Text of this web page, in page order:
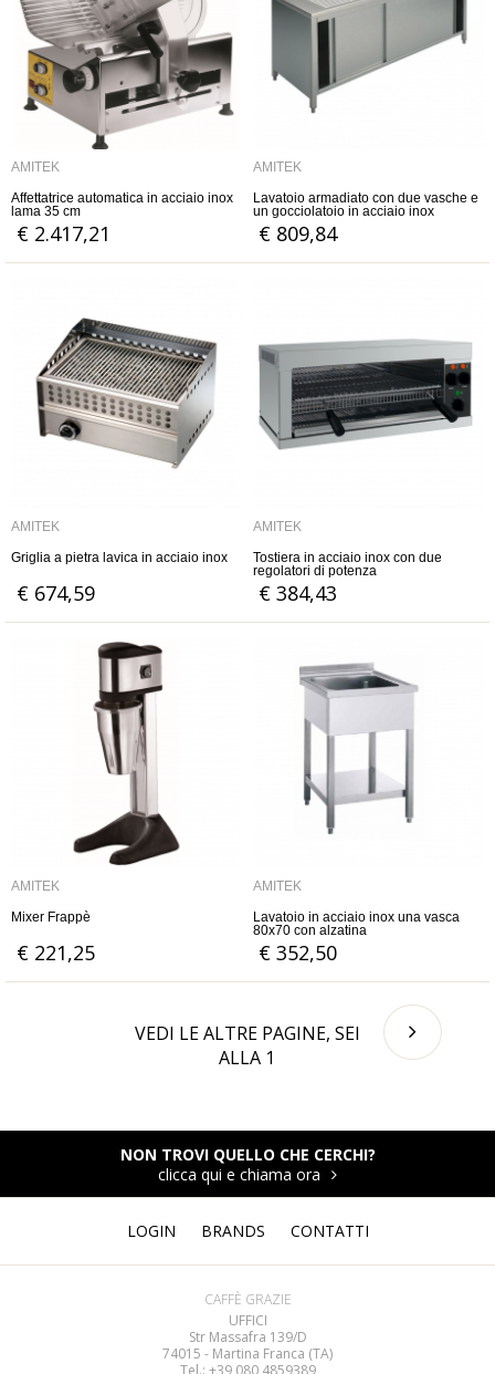
AMITEK
Affettatrice automatica in acciaio inox
lama 35 cm
€ 2.417,21
AMITEK
Lavatoio armadiato con due vasche e
un gocciolatoio in acciaio inox
€ 809,84
AMITEK
Griglia a pietra lavica in acciaio inox
€ 674,59
AMITEK
Tostiera in acciaio inox con due
regolatori di potenza
€ 384,43
AMITEK
Mixer Frappè
€ 221,25
AMITEK
Lavatoio in acciaio inox una vasca
80x70 con alzatina
€ 352,50
VEDI LE ALTRE PAGINE, SEI
ALLA 1
NON TROVI QUELLO CHE CERCHI?
clicca qui e chiama ora
LOGIN BRANDS CONTATTI
CAFFÈ GRAZIE
UFFICI
Str Massafra 139/D
74015 - Martina Franca (TA)
Tel.: +39 0804859389